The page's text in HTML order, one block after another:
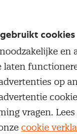
cookies
en
laten
op
vragen.
cookie